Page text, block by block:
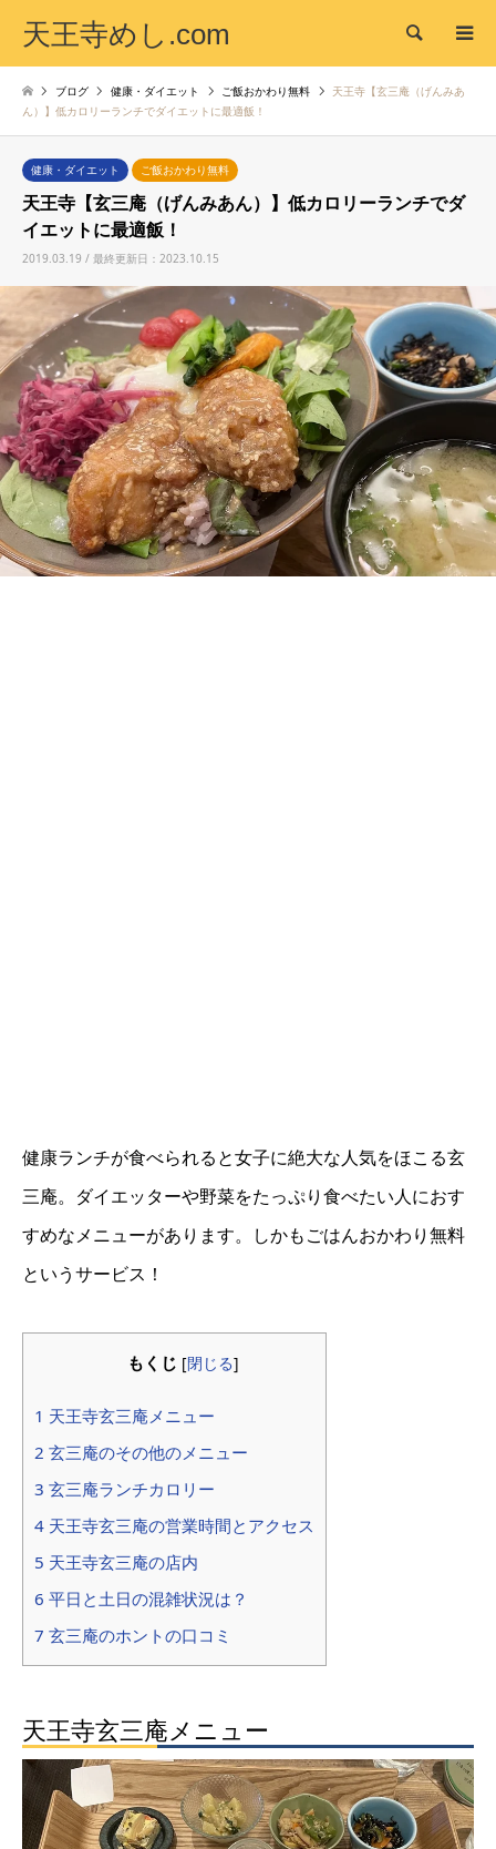
天王寺めし.com 検索
ブログ 健康・ダイエット ご飯おかわり無料
天王寺【玄三庵（げんみあ
ん）】低カロリーランチでダイエットに最適飯！
健康・ダイエット ご飯おかわり無料
天王寺【玄三庵（げんみあん）】低カロリーランチでダ
イエットに最適飯！
2019.03.19 / 最終更新日：2023.10.15
健康ランチが食べられると女子に絶大な人気をほこる玄
三庵。ダイエッターや野菜をたっぷり食べたい人におす
すめなメニューがあります。しかもごはんおかわり無料
というサービス！
もくじ [閉じる]
1 天王寺玄三庵メニュー
2 玄三庵のその他のメニュー
3 玄三庵ランチカロリー
4 天王寺玄三庵の営業時間とアクセス
5 天王寺玄三庵の店内
6 平日と土日の混雑状況は？
7 玄三庵のホントの口コミ
天王寺玄三庵メニュー